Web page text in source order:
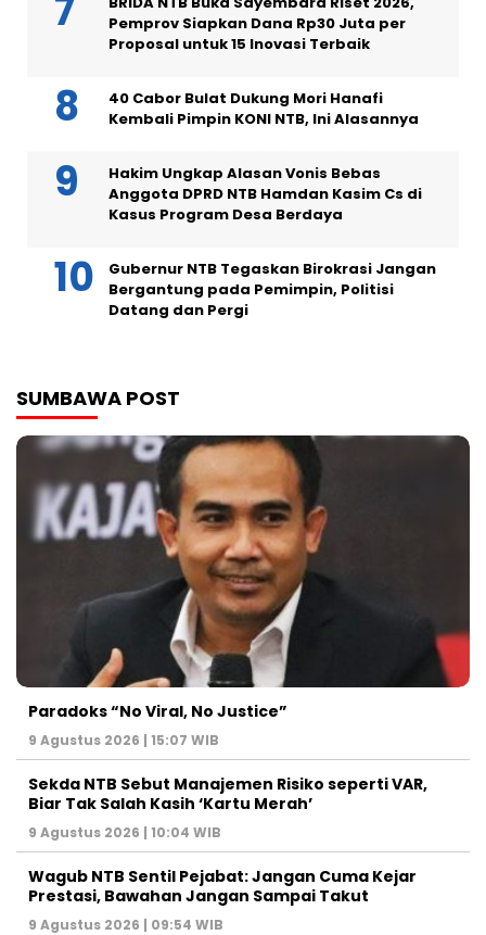
Pemprov Siapkan Dana Rp30 Juta per
Proposal untuk 15 Inovasi Terbaik
40 Cabor Bulat Dukung Mori Hanafi
Kembali Pimpin KONI NTB, Ini Alasannya
Hakim Ungkap Alasan Vonis Bebas
Anggota DPRD NTB Hamdan Kasim Cs di
Kasus Program Desa Berdaya
Gubernur NTB Tegaskan Birokrasi Jangan
Bergantung pada Pemimpin, Politisi
Datang dan Pergi
SUMBAWA POST
Paradoks “No Viral, No Justice”
9 Agustus 2026 | 15:07 WIB
Sekda NTB Sebut Manajemen Risiko seperti VAR,
Biar Tak Salah Kasih ‘Kartu Merah’
9 Agustus 2026 | 10:04 WIB
Wagub NTB Sentil Pejabat: Jangan Cuma Kejar
Prestasi, Bawahan Jangan Sampai Takut
9 Agustus 2026 | 09:54 WIB